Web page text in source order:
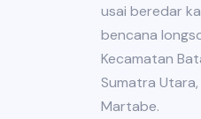
usai beredar
bencana
Kecamatan
Sumatra
Martabe.